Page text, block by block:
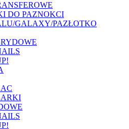
DO PAZNOKCI
GALAXY/PAZŁOTKO